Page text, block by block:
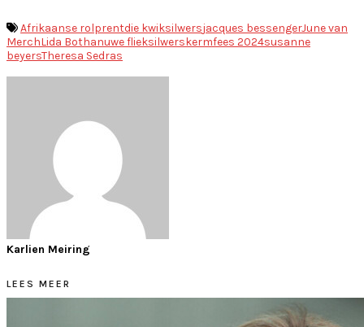
Afrikaanse rolprentdie kwiksilwersjacques bessengerJune van
MerchLida Bothanuwe flieksilwerskermfees 2024susanne
beyersTheresa Sedras
Karlien Meiring
LEES MEER